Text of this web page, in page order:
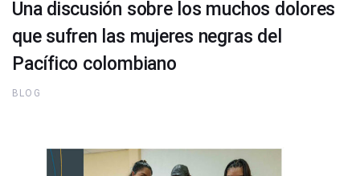
Una discusión sobre los muchos dolores
que sufren las mujeres negras del
Pacífico colombiano
BLOG